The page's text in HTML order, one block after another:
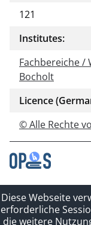
121
Institutes:
Fachbereiche
Bocholt
Licence
© Alle Rechte
Contact
Privacy Policy
Imprint
Diese Webseite
erforderliche
die weitere